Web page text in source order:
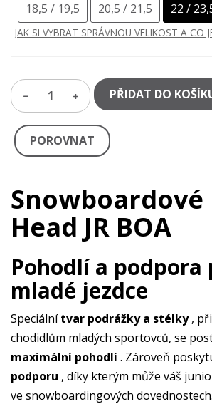
18,5 / 19,5
20,5 / 21,5 22 /
JAK SI VYBRAT SPRÁVNOU VELIKOST A CO
1 PŘIDAT DO
POROVNAT
Head JR BOA
Pohodlí a podpora
mladé jezdce
Speciálnítvar podrážky a stélky,
chodidlům mladých sportovců, se
maximální pohodlí. Zároveň
podporu , díky kterým může váš
ve snowboardingových dovednostech.